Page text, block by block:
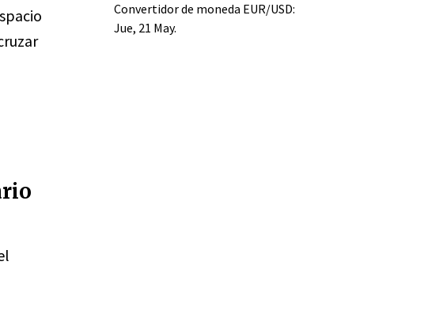
Convertidor de moneda EUR/USD:
Jue, 21 May.